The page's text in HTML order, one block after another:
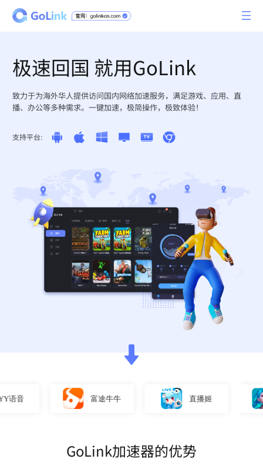
极速回国 就用GoLink
致力于为海外华人提供访问国内网络加速服务，满足游戏、应用、直
播、办公等多种需求。一键加速，极简操作，极致体验！
支持平台:
富途牛牛 直播姬
GoLink加速器的优势